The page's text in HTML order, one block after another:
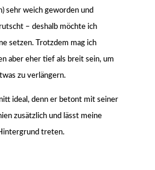
sehr weich geworden und
– deshalb möchte ich
setzen. Trotzdem mag ich
aber eher tief als breit sein, um
zu verlängern.
ideal, denn er betont mit seiner
zusätzlich und lässt meine
treten.